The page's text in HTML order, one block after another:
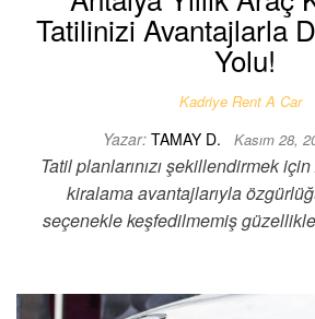
Tatilinizi Avantajlarla
Yolu!
Kadriye Rent A Car
Yazar: TAMAY D. Kasım 28,
Tatil planlarınızı şekillendirmek
kiralama avantajlarıyla
seçenekle keşfedilmemiş